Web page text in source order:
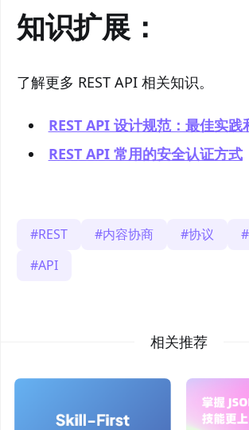
知识扩展：
了解更多 REST API 相关知识。
REST API 设计规范：最佳实践
REST API 常用的安全认证方式
REST 内容协商 协议
API
相关推荐